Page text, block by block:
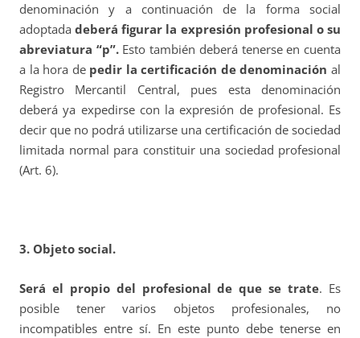
denominación y a continuación de la forma social
adoptadadeberá figurar la expresión profesional o su
abreviatura “p”.Esto también deberá tenerse en cuenta
a la hora de pedir la certificación de denominación al
Registro Mercantil Central, pues esta denominación
deberá ya expedirse con la expresión de profesional. Es
decir que no podrá utilizarse una certificación de sociedad
limitada normal para constituir una sociedad profesional
(Art. 6).
3. Objeto social.
Será el propio del profesional de que se trate. Es
posible tener varios objetos profesionales, no
incompatibles entre sí. En este punto debe tenerse en